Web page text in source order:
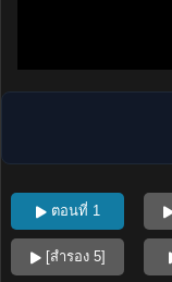
ตอนที่ 1
[สำรอง 5]